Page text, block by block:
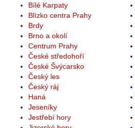
Bílé Karpaty
Blízko centra Prahy
Brdy
Brno a okolí
Centrum Prahy
České středohoří
České Švýcarsko
Český les
Český ráj
Haná
Jeseníky
Jestřebí hory